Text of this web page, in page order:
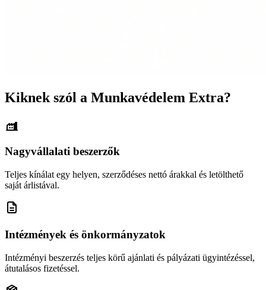
Kiknek szól a Munkavédelem Extra?
Nagyvállalati beszerzők
Teljes kínálat egy helyen, szerződéses nettó árakkal és letölthető
saját árlistával.
Intézmények és önkormányzatok
Intézményi beszerzés teljes körű ajánlati és pályázati ügyintézéssel,
átutalásos fizetéssel.